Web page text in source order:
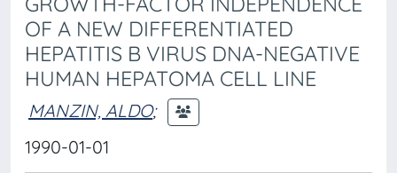
OF A NEW DIFFERENTIATED
HEPATITIS B VIRUS DNA-NEGATIVE
HUMAN HEPATOMA CELL LINE
MANZIN, ALDO;
1990-01-01